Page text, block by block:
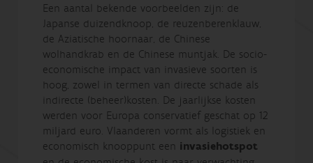
Een aantal bekende voorbeelden zijn: de
Japanse duizendknoop, de reuzenberenklauw,
de Aziatische hoornaar, de Chinese
wolhandkrab en de Chinese muntjak. De socio-
economische impact van invasieve soorten is
hoog, zowel in termen van directe schade als
indirecte (beheer)kosten. De jaarlijkse kosten
werden voor Europa conservatief geschat op 12
miljard euro. Vlaanderen vormt als logistiek en
economisch knooppunt een invasiehotspot